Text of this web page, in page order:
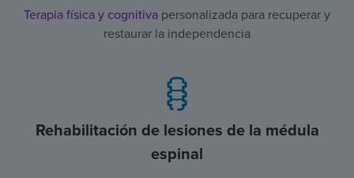
Terapia física y cognitiva personalizada para recuperar y
restaurar la independencia
Rehabilitación de lesiones de la médula
espinal